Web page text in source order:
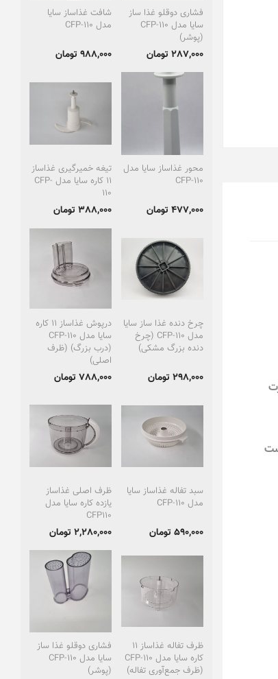
فشاری دوقلو غذا ساز
سایا مدل CFP-110
(پوشر)
287,000 تومان
شافت غذاساز سایا
مدل CFP-110
988,000 تومان
محور غذاساز سایا مدل
CFP-110
477,000 تومان
تیغه خمیرگیری غذاساز
11 کاره سایا مدل CFP-
110
388,000 تومان
چرخ دنده غذا ساز سایا
مدل CFP-110 (چرخ
دنده بزرگ مشکی)
298,000 تومان
درپوش غذاساز 11 کاره
سایا مدل CFP-110
(درب بزرگ) (ظرف
اصلی)
788,000 تومان
سبد تفاله غذاساز سایا
مدل CFP-110
590,000 تومان
ظرف اصلی غذاساز
یازده کاره سایا مدل
CFP110
2,280,000 تومان
ظرف تفاله غذاساز 11
کاره سایا مدل CFP-110
(ظرف جمع‌آوری تفاله)
فشاری دوقلو غذا ساز
سایا مدل CFP-110
(پوشر)